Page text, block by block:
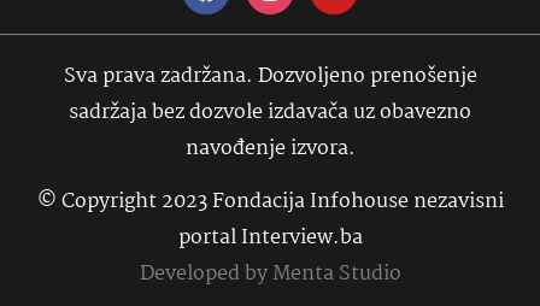
Sva prava zadržana. Dozvoljeno prenošenje
sadržaja bez dozvole izdavača uz obavezno
navođenje izvora.
© Copyright 2023 Fondacija Infohouse nezavisni
portal Interview.ba
Developed byMenta Studio